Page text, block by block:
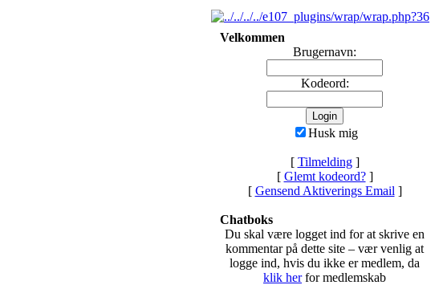
Velkommen
Brugernavn:
Kodeord:
Husk mig
[ Tilmelding]
[ Glemt kodeord?]
[ Gensend Aktiverings Email ]
Chatboks
Du skal være logget ind for at skrive en
kommentar på dette site – vær venlig at
logge ind, hvis du ikke er medlem, da
klik herfor medlemskab